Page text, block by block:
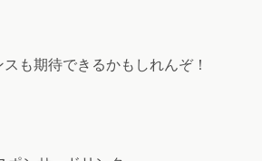
も期待できるかもしれんぞ！